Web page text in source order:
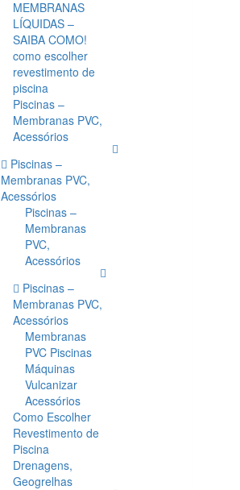
MEMBRANAS
LÍQUIDAS –
SAIBA COMO!
como escolher
revestimento de
piscina
Piscinas –
Membranas PVC,
Acessórios
Piscinas –
Membranas PVC,
Acessórios
Piscinas –
Membranas
PVC,
Acessórios
Piscinas –
Membranas PVC,
Acessórios
Membranas
PVC Piscinas
Máquinas
Vulcanizar
Acessórios
Como Escolher
Revestimento de
Piscina
Drenagens,
Geogrelhas